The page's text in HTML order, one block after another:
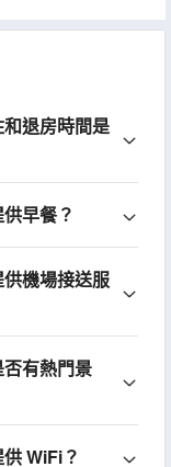
退房時間是
早餐？
機場接送服
有熱門景
WiFi？